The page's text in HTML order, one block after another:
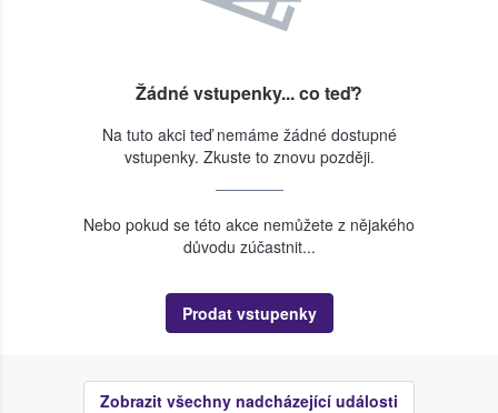
Žádné vstupenky... co teď?
Na tuto akci teď nemáme žádné dostupné
vstupenky. Zkuste to znovu později.
Nebo pokud se této akce nemůžete z nějakého
důvodu zúčastnit...
Prodat vstupenky
Zobrazit všechny nadcházející události